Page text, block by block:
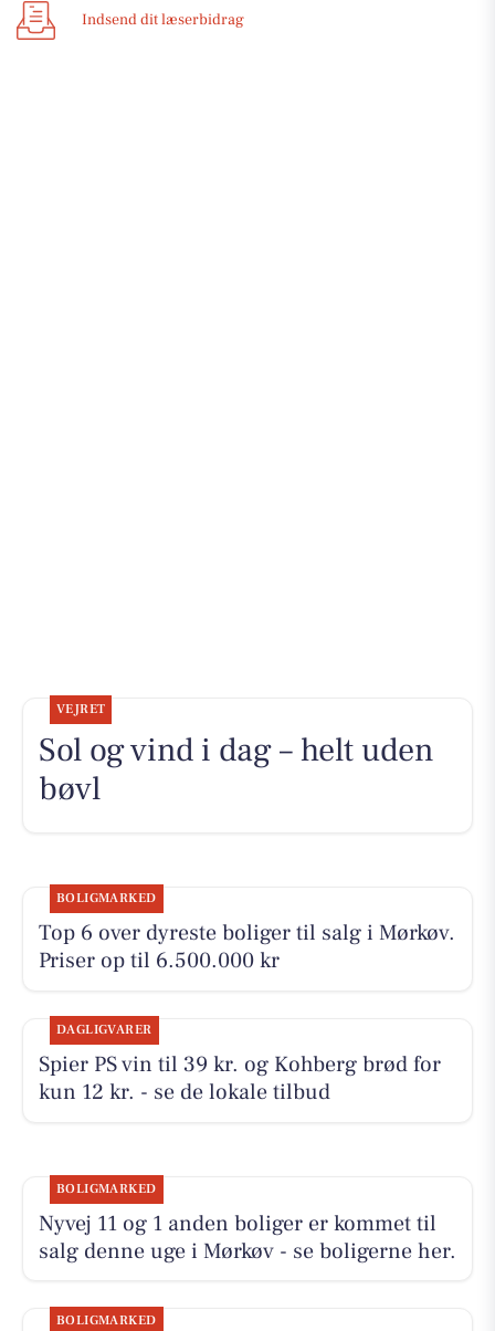
Indsend dit læserbidrag
VEJRET
Sol og vind i dag – helt uden
bøvl
BOLIGMARKED
Top 6 over dyreste boliger til salg i Mørkøv.
Priser op til 6.500.000 kr
DAGLIGVARER
Spier PS vin til 39 kr. og Kohberg brød for
kun 12 kr. - se de lokale tilbud
BOLIGMARKED
Nyvej 11 og 1 anden boliger er kommet til
salg denne uge i Mørkøv - se boligerne her.
BOLIGMARKED